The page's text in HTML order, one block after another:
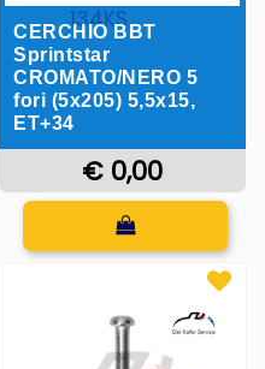
134KS
CERCHIO BBT
Sprintstar
CROMATO/NERO 5
fori (5x205) 5,5x15,
ET+34
€ 0,00
Quantità